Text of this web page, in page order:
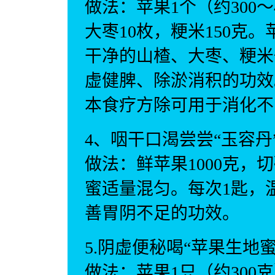
做法：苹果1个（约300
大枣10枚，粳米150克
干净的山楂、大枣、粳
虚健脾、除淤消积的功
本食疗方除可用于消化
4、咽干口渴尝尝“玉容丹
做法：鲜苹果1000克，
蜜适量混匀。每次1匙，
善胃阴不足的功效。
5.阴虚便秘喝“苹果生地